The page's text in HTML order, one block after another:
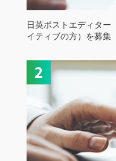
日英ポストエディター
イティブの方）を募集